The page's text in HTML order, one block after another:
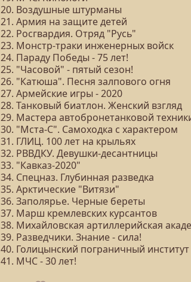
20. Воздушные штурманы
21. Армия на защите детей
22. Росгвардия. Отряд "Русь"
23. Монстр-траки инженерных войск
24. Параду Победы - 75 лет!
25. "Часовой" - пятый сезон!
26. "Катюша". Песня залпового огня
27. Армейские игры - 2020
28. Танковый биатлон. Женский взгляд
29. Мастера автобронетанковой
30. "Мста-С". Самоходка с характером
31. ГЛИЦ. 100 лет на крыльях
32. РВВДКУ. Девушки-десантницы
33. "Кавказ-2020"
34. Спецназ. Глубинная разведка
35. Арктические "Витязи"
36. Заполярье. Черные береты
37. Марш кремлевских курсантов
38. Михайловская артиллерийская
39. Разведчики. Знание - сила!
40. Голицынский пограничный институт
41. МЧС - 30 лет!